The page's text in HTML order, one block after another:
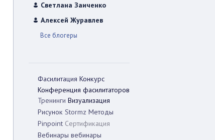
Светлана Заиченко
Алексей Журавлев
Все блогеры
Фасилитация Конкурс
Конференция фасилитаторов
Тренинги Визуализация
Рисунок Stormz Методы
Pinpoint Сертификация
Вебинары вебинары